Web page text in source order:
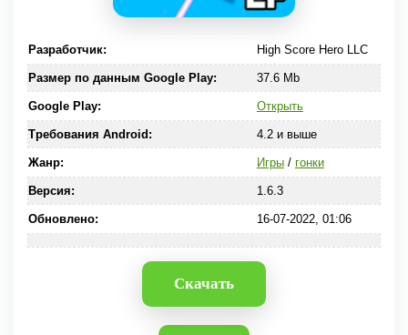
Разработчик: High Score Hero LLC
Размер по данным Google Play: 37.6 Mb
Google Play: Открыть
Требования Android: 4.2 и выше
Жанр: Игры/ гонки
Версия: 1.6.3
Обновлено: 16-07-2022, 01:06
Скачать